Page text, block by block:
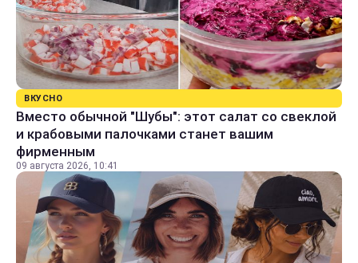
ВКУСНО
Вместо обычной "Шубы": этот салат со свеклой
и крабовыми палочками станет вашим
фирменным
09 августа 2026, 10:41